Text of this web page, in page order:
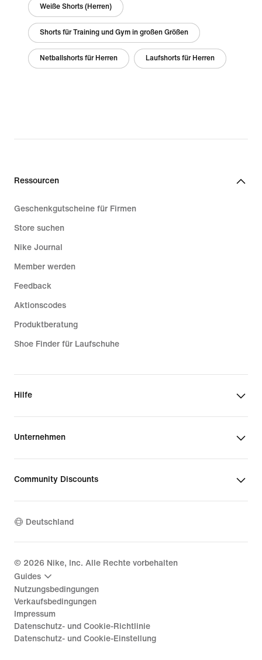
Weiße Shorts (Herren)
Shorts für Training und Gym in großen Größen
Netballshorts für Herren Laufshorts für Herren
Ressourcen
Geschenkgutscheine für Firmen
Store suchen
Nike Journal
Member werden
Feedback
Aktionscodes
Produktberatung
Shoe Finder für Laufschuhe
Hilfe
Unternehmen
Community Discounts
Deutschland
© 2026 Nike, Inc. Alle Rechte vorbehalten
Guides
Nutzungsbedingungen
Verkaufsbedingungen
Impressum
Datenschutz- und Cookie-Richtlinie
Datenschutz- und Cookie-Einstellung